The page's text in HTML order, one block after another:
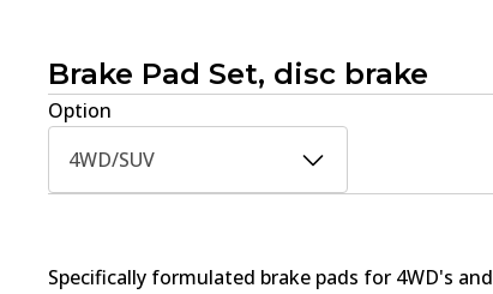
Brake Pad Set, disc brake
Option
4WD/SUV
Specifically formulated brake pads for 4WD's